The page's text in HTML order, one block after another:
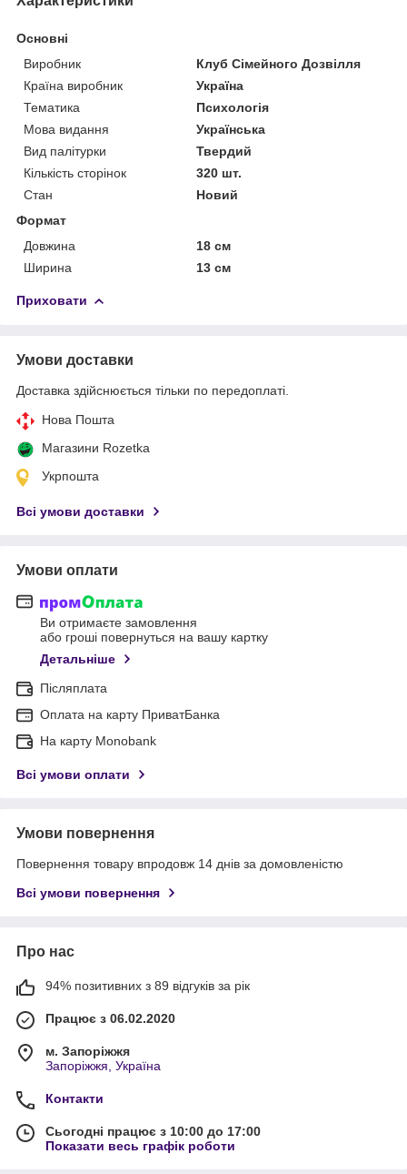
Основні
Виробник
Клуб Сімейного Дозвілля
Країна виробник
Україна
Тематика
Психологія
Мова видання
Українська
Вид палітурки
Твердий
Кількість сторінок
320 шт.
Стан
Новий
Формат
Довжина
18 см
Ширина
13 см
Приховати
Умови доставки
Доставка здійснюється тільки по передоплаті.
Нова Пошта
Магазини Rozetka
Укрпошта
Всі умови доставки
Умови оплати
Ви отримаєте замовлення
або гроші повернуться на вашу картку
Детальніше
Післяплата
Оплата на карту ПриватБанка
На карту Monobank
Всі умови оплати
Умови повернення
Повернення товару впродовж 14 днів за домовленістю
Всі умови повернення
Про нас
94% позитивних з 89 відгуків за рік
Працює з 06.02.2020
м. Запоріжжя
Запоріжжя, Україна
Контакти
Сьогодні працює з 10:00 до 17:00
Показати весь графік роботи